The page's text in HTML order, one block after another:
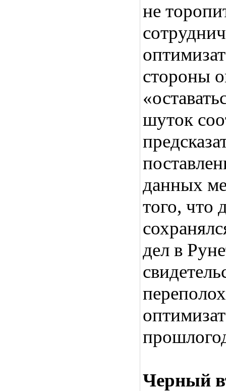
не
стороны
шуток
данных
того, что
дел в
Черный